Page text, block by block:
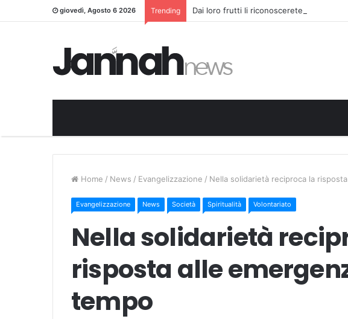
giovedì, Agosto 6 2026 Trending Dai loro frutti li riconoscerete
Home / News / Evangelizzazione / Nella solidarietà reciproca la
Evangelizzazione News Società Spiritualità Volontariato
Nella solidarietà
risposta alle
tempo